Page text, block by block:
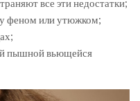
все эти недостатки;
феном или утюжком;
пышной вьющейся